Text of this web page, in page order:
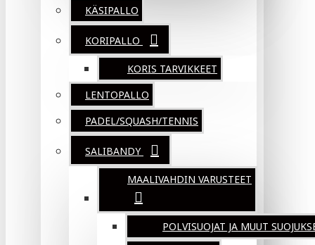
KÄSIPALLO
KORIPALLO
KORIS TARVIKKEET
LENTOPALLO
PADEL/SQUASH/TENNIS
SALIBANDY
MAALIVAHDIN VARUSTEET
POLVISUOJAT JA MUUT